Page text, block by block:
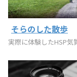
そらのした散歩
実際に体験したHSP